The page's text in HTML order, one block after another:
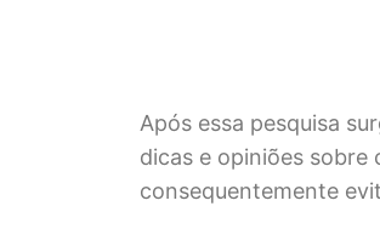
Após essa pesquisa
dicas e opiniões
consequentemente